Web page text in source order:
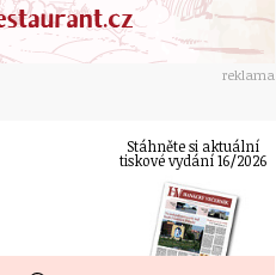
reklama
Stáhněte si aktuální
tiskové vydání 16/2026